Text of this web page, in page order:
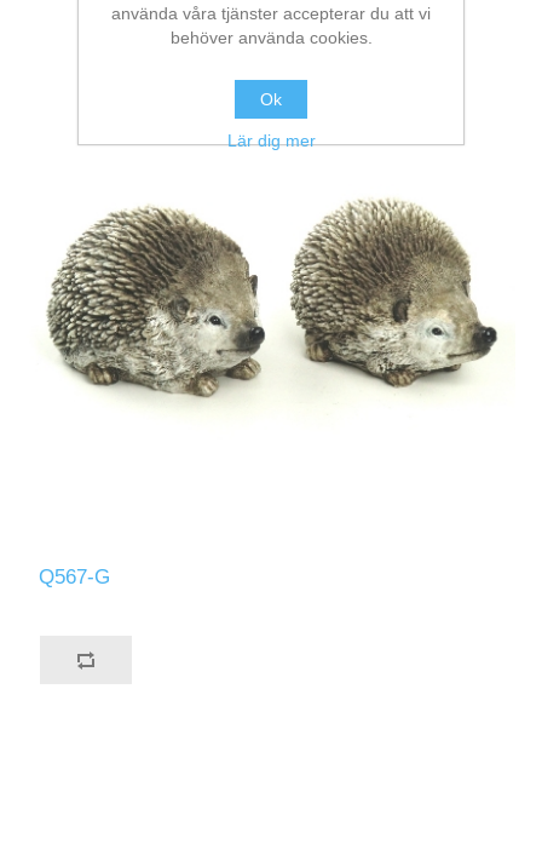
Q567-G
använda våra tjänster accepterar du att vi
behöver använda cookies.
Ok
Lär dig mer